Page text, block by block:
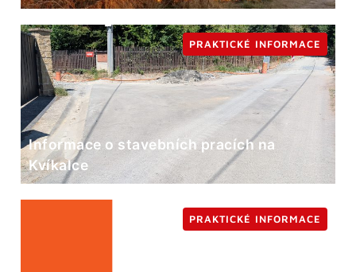
Informace o stavebních pracích na
Kvíkalce
PRAKTICKÉ INFORMACE
PRAKTICKÉ INFORMACE